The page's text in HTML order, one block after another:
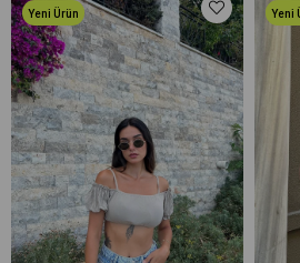
Yeni Ürün Yeni